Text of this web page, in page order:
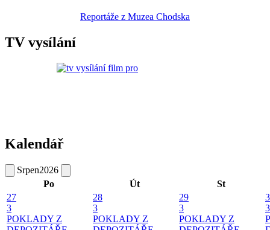
Reportáže z Muzea Chodska
TV vysílání
Kalendář
Srpen2026
Po
Út
St
27
3
POKLADY Z
28
3
POKLADY Z
29
3
POKLADY Z
3